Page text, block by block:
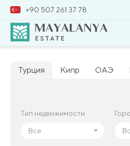
+90 507 261 37 78
Турция Кипр ОАЭ
Тип недвижимости
Все
Тип недвижимости
Все